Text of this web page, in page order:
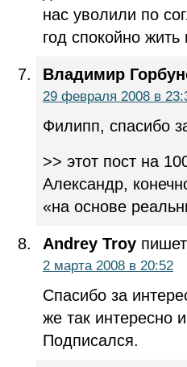
нас уволили по
год спокойно
Владимир
29 февраля 2008 в
Филипп, спасибо
>> этот пост на
Александр,
«на основе
Andrey Troy
2 марта 2008 в 20:52
Спасибо за
же так интересно
Подписался.